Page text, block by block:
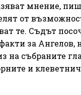
мнение,
от
те. Съдът
за Ангелов,
на събраните
и